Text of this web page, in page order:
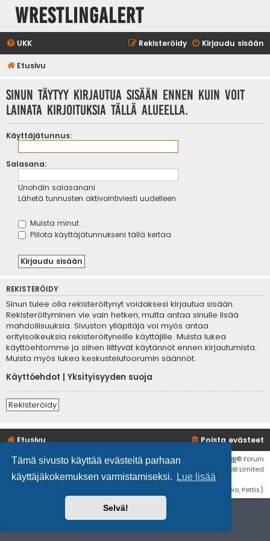
Tämä sivusto käyttää evästeitä parhaan
käyttäjäkokemuksen varmistamiseksi.
Lue lisää
Selvä!
WrestlingAlert
UKK Kirjaudu sisään
Rekisteröidy
Etusivu
Sinun täytyy kirjautua sisään ennen kuin voit
lainata kirjoituksia tällä alueella.
Käyttäjätunnus:
Salasana:
Unohdin salasanani
Lähetä tunnusten aktivointiviesti uudelleen
Muista minut
Piilota käyttäjätunnukseni tällä kertaa
REKISTERÖIDY
Sinun tulee olla rekisteröitynyt voidaksesi kirjautua sisään.
Rekisteröityminen vie vain hetken, mutta antaa sinulle lisää
mahdollisuuksia. Sivuston ylläpitäjä voi myös antaa
erityisoikeuksia rekisteröityneille käyttäjille. Muista lukea
käyttöehtomme ja siihen liittyvät käytännöt ennen kirjautumista.
Muista myös lukea keskustelufoorumin säännöt.
Käyttöehdot
Yksityisyyden suoja
Rekisteröidy
Etusivu Poista evästeet
Flat Style byIan Bradley• Keskustelufoorumin ohjelmisto phpBB® Forum
Software © phpBB Limited
Käännös: phpBB Suomi (lurttinen, harritapio, Pettis)